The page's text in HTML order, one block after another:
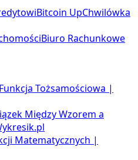
Bitcoin UpChwilówka
Biuro Rachunkowe
Tożsamościowa |
Między Wzorem a
Matematycznych |